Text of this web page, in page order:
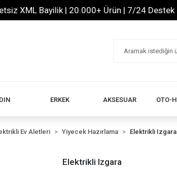
XML Bayilik | 20.000+ Ürün | 7/24 Destek |
ERKEK AKSESUAR OTO-
Ev Aletleri Yiyecek Hazırlama Elektrikli Izgara
Elektrikli Izgara